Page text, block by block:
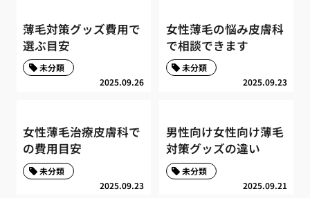
薄毛対策グッズ費用で
選ぶ目安
2025.09.26
未分類
女性薄毛の悩み皮膚科
で相談できます
2025.09.23
未分類
女性薄毛治療皮膚科で
の費用目安
2025.09.23
未分類
男性向け女性向け薄毛
対策グッズの違い
2025.09.21
未分類